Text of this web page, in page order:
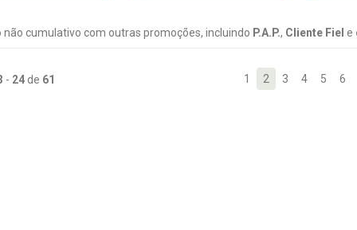
não cumulativo com outras promoções, incluindo P.A.P., Cliente Fiel e
- 24de 61 1 2 3 4 5 6